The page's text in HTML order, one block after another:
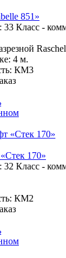
851»
33 Класс -
4 м.
КМ3
170»
32 Класс -
КМ2